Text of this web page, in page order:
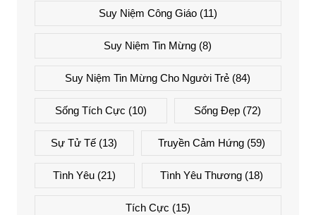
Suy Niệm Công Giáo(11)
Suy Niệm Tin Mừng (8)
Suy Niệm Tin Mừng Cho Người Trẻ (84)
Sống Tích Cực (10) Sống Đẹp (72)
Sự Tử Tế (13) Truyền Cảm Hứng(59)
Tình Yêu (21) Tình Yêu Thương(18)
Tích Cực (15)